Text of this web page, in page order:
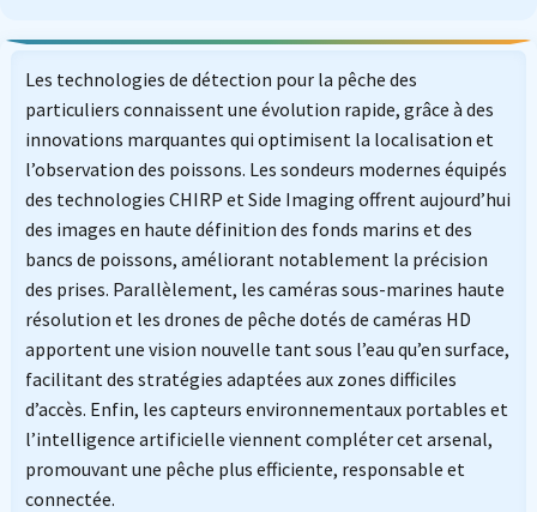
Les technologies de détection pour la pêche des
particuliers connaissent une évolution rapide, grâce à des
innovations marquantes qui optimisent la localisation et
l’observation des poissons. Les sondeurs modernes équipés
des technologies CHIRP et Side Imaging offrent aujourd’hui
des images en haute définition des fonds marins et des
bancs de poissons, améliorant notablement la précision
des prises. Parallèlement, les caméras sous-marines haute
résolution et les drones de pêche dotés de caméras HD
apportent une vision nouvelle tant sous l’eau qu’en surface,
facilitant des stratégies adaptées aux zones difficiles
d’accès. Enfin, les capteurs environnementaux portables et
l’intelligence artificielle viennent compléter cet arsenal,
promouvant une pêche plus efficiente, responsable et
connectée.